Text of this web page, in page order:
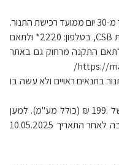
ד. הצרכן ביצע התקנה של התנור לא יאוחר מ-30 יום ממועד רכישת התנור.
לצורך כך, יש ליצור קשר עם חברת השירות CSB, בטלפון: 2220* ולתאם
לתאם התקנה מרחוק גם באתר
בתנאים ראויים ולא עשה בו
ו. הצרכן ישלם ל-CSB עבור ההטבה סך של .199 ₪ (כולל מע"מ). למען
הסר ספק, לא ניתן יהיה לממש את ההטבה לאחר התאריך 10.05.2025